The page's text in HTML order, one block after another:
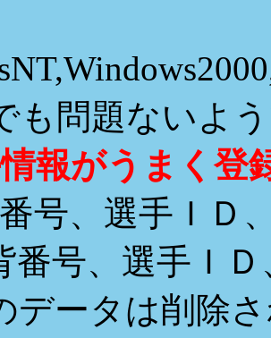
も問題ないよ
報がうまく登
号、選手ＩＤ
、選手ＩＤ
データは削除